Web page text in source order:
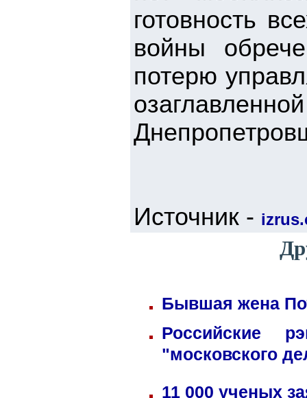
готовность
войны
потерю
Источник -
Бывшая жена
Российские
"московского
11 000 ученых